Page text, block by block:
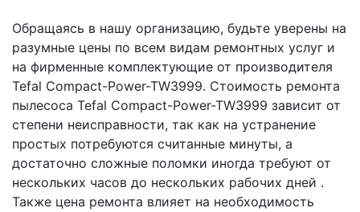
Обращаясь в нашу организацию, будьте уверены на
разумные цены по всем видам ремонтных услуг и
на фирменные комплектующие от производителя
Tefal Compact-Power-TW3999. Стоимость ремонта
пылесоса Tefal Compact-Power-TW3999 зависит от
степени неисправности, так как на устранение
простых потребуются считанные минуты, а
достаточно сложные поломки иногда требуют от
нескольких часов до нескольких рабочих дней .
Также цена ремонта влияет на необходимость